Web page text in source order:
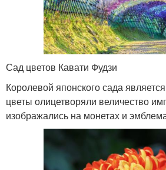
Сад цветов Кавати Фудзи
Королевой японского сада
цветы олицетворяли величество
изображались на монетах и